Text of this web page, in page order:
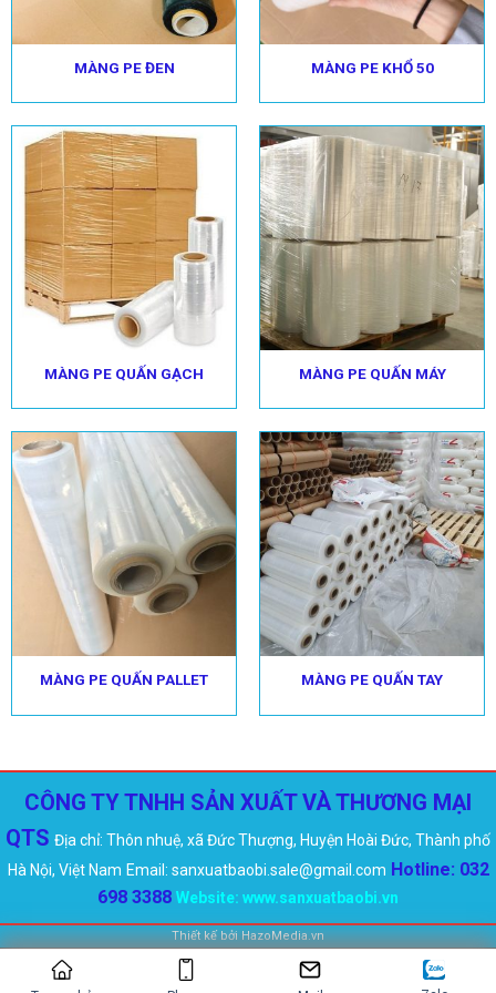
MÀNG PE ĐEN MÀNG PE KHỔ 50
MÀNG PE QUẤN GẠCH MÀNG PE QUẤN MÁY
MÀNG PE QUẤN PALLET MÀNG PE QUẤN TAY
CÔNG TY TNHH SẢN XUẤT VÀ THƯƠNG MẠI
QTS Địa chỉ: Thôn nhuệ, xã Đức Thượng, Huyện Hoài Đức, Thành phố
Hà Nội, Việt Nam Email: sanxuatbaobi.sale@gmail.com Hotline: 032
698 3388 Website: www.sanxuatbaobi.vn
Thiết kế bởi HazoMedia.vn